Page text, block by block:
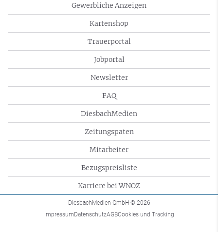
Gewerbliche Anzeigen
Kartenshop
Trauerportal
Jobportal
Newsletter
FAQ
DiesbachMedien
Zeitungspaten
Mitarbeiter
Bezugspreisliste
Karriere bei WNOZ
DiesbachMedien GmbH © 2026
ImpressumDatenschutzAGBCookies und Tracking